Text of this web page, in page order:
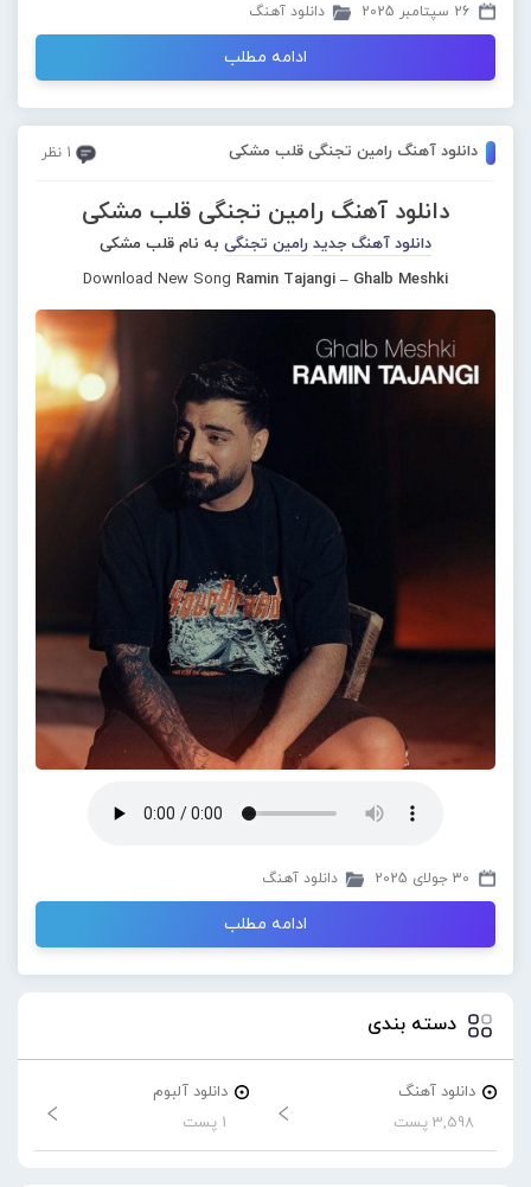
26 سپتامبر 2025 دانلود آهنگ
ادامه مطلب
دانلود آهنگ رامین تجنگی قلب مشکی 1 نظر
دانلود آهنگ رامین تجنگی قلب مشکی
دانلود آهنگ جدید رامین تجنگی به نام قلب مشکی
Download New Song Ramin Tajangi – Ghalb Meshki
30 جولای 2025 دانلود آهنگ
ادامه مطلب
دسته بندی
دانلود آهنگ
3,598 پست
دانلود آلبوم
1 پست